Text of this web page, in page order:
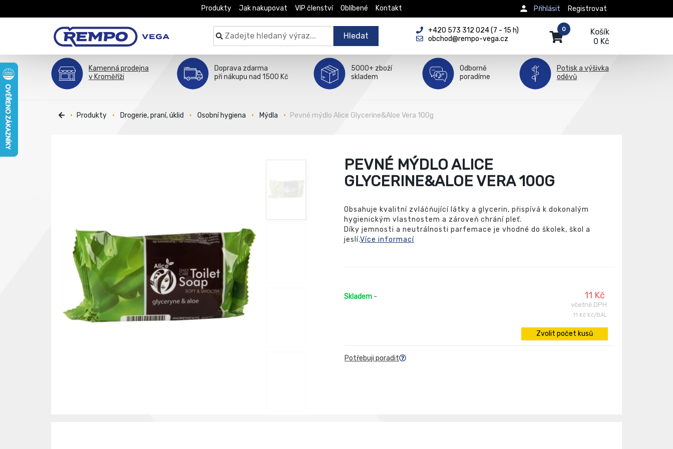
Produkty Jak nakupovat VIP členství Oblíbené Kontakt Registrovat
Přihlásit
Hledat
+420 573 312 024 (7 - 15 h)
obchod@rempo-vega.cz
Košík
0 Kč
0
Kamenná prodejna
v Kroměříži
Doprava zdarma
při nákupu nad 1500 Kč
5000+ zboží
skladem
Odborně
poradíme
Potisk a výšivka
oděvů
Produkty Drogerie, praní, úklid Osobní hygiena Mýdla Pevné mýdlo Alice Glycerine&Aloe Vera 100g
PEVNÉ MÝDLO ALICE
GLYCERINE&ALOE VERA 100G
Obsahuje kvalitní zvláčňující látky a glycerin, přispívá k dokonalým
hygienickým vlastnostem a zároveň chrání pleť.
Díky jemnosti a neutrálnosti parfemace je vhodné do školek, škol a
jeslí.Více informací
Skladem - 11 Kč
včetně DPH
11 Kč Kč/BAL
Zvolit počet kusů
Potřebuji poradit